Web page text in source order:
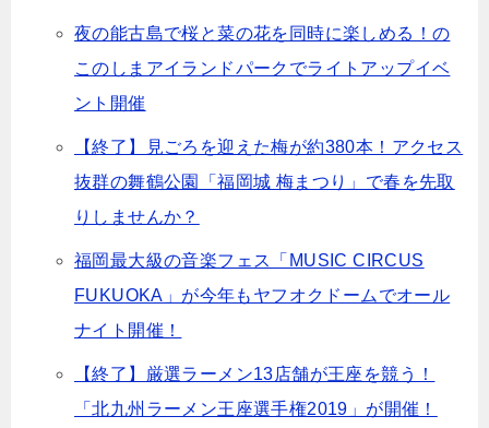
夜の能古島で桜と菜の花を同時に楽しめる！の
このしまアイランドパークでライトアップイベ
ント開催
【終了】見ごろを迎えた梅が約380本！アクセス
抜群の舞鶴公園「福岡城 梅まつり」で春を先取
りしませんか？
福岡最大級の音楽フェス「MUSIC CIRCUS
FUKUOKA」が今年もヤフオクドームでオール
ナイト開催！
【終了】厳選ラーメン13店舗が王座を競う！
「北九州ラーメン王座選手権2019」が開催！